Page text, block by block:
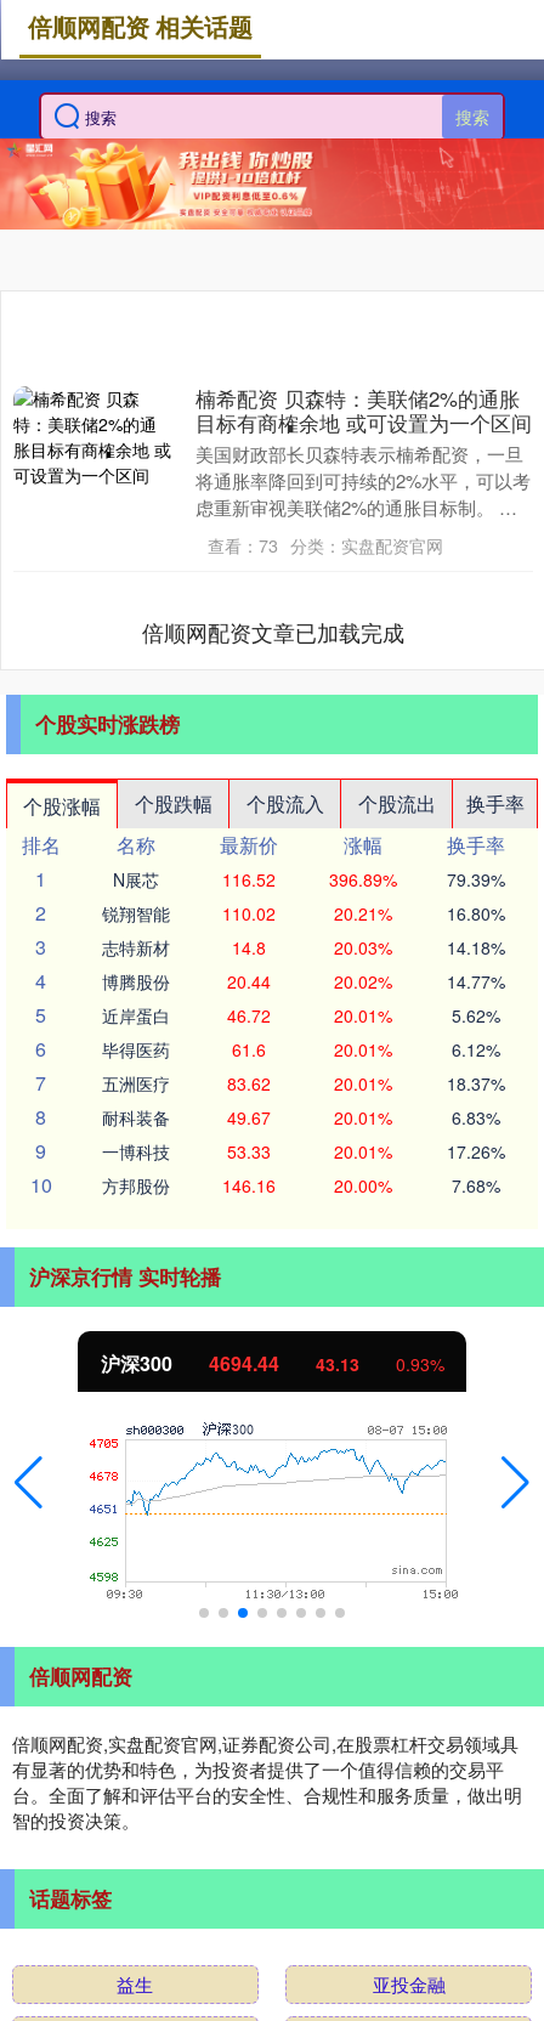
搜索
倍顺网配资 相关话题
楠希配资 贝森特：美联储2%的通胀
目标有商榷余地 或可设置为一个区间
美国财政部长贝森特表示楠希配资，一旦
将通胀率降回到可持续的2%水平，可以考
虑重新审视美联储2%的通胀目标制。 贝
森特表示：“一旦我们回到2%（我认为这
一目标在望....
查看： 73 分类： 实盘配资官网
倍顺网配资文章已加载完成
个股实时涨跌榜
个股涨幅 个股跌幅 个股流入 个股流出
换手率
排名
名称 最新价 涨幅
换手率
1
N展芯 116.52 396.89% 79.39%
2 锐翔智能 110.02 20.21% 16.80%
3 志特新材 14.8 20.03% 14.18%
4 博腾股份 20.44 20.02% 14.77%
5 近岸蛋白 46.72 20.01% 5.62%
6 毕得医药 61.6 20.01% 6.12%
7 五洲医疗 83.62 20.01% 18.37%
8 耐科装备 49.67 20.01% 6.83%
9 一博科技 53.33 20.01% 17.26%
10 方邦股份 146.16 20.00% 7.68%
沪深京行情 实时轮播
沪深300 4694.44 43.13 0.93%
倍顺网配资
倍顺网配资,实盘配资官网,证券配资公司,在股票杠杆交易领域具
有显著的优势和特色，为投资者提供了一个值得信赖的交易平
台。全面了解和评估平台的安全性、合规性和服务质量，做出明
智的投资决策。
话题标签
益生
亚投金融